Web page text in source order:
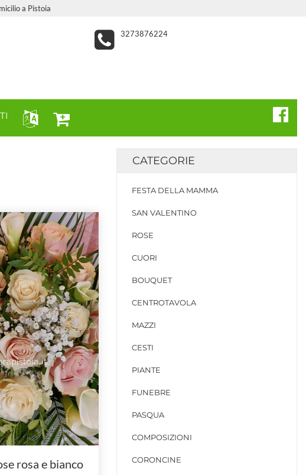
a Pistoia
3273876224
rosa e bianco
CATEGORIE
FESTA DELLA MAMMA
SAN VALENTINO
ROSE
CUORI
BOUQUET
CENTROTAVOLA
MAZZI
CESTI
PIANTE
FUNEBRE
PASQUA
COMPOSIZIONI
CORONCINE